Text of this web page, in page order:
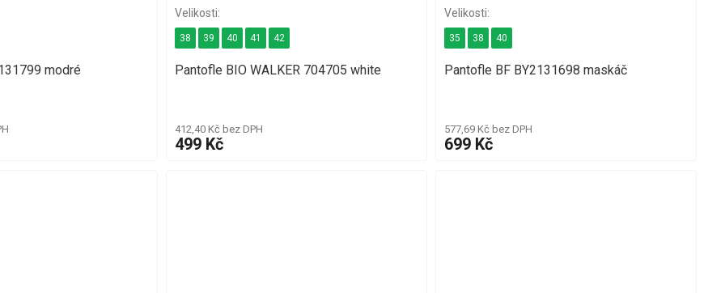
modré Pantofle BIO WALKER 704705 white
412,40 Kč bez DPH
499 Kč
38 39 40 41 42
Pantofle BF BY2131698 maskáč
577,69 Kč bez DPH
699 Kč
35 38 40